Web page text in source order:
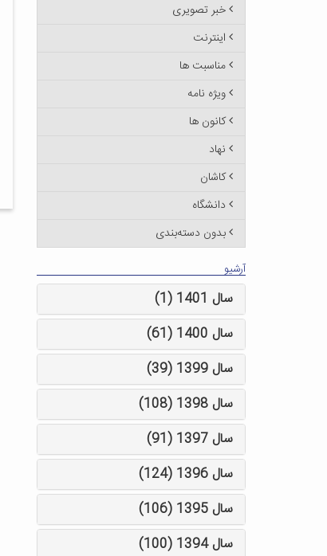
خبر تصویری
اینترنت
مناسبت ها
ویژه نامه
کانون ها
نهاد
کاشان
دانشگاه
بدون دسته‌بندی
آرشیو
سال 1401 (1)
سال 1400 (61)
سال 1399 (39)
سال 1398 (108)
سال 1397 (91)
سال 1396 (124)
سال 1395 (106)
سال 1394 (100)